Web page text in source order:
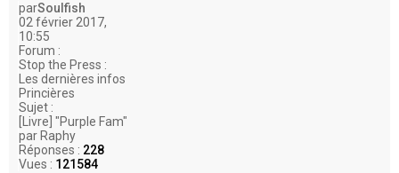
parSoulfish
02 février 2017,
10:55
Forum :
Stop the Press :
Les dernières infos
Princières
Sujet :
[Livre] "Purple Fam"
par Raphy
Réponses : 228
Vues : 121584